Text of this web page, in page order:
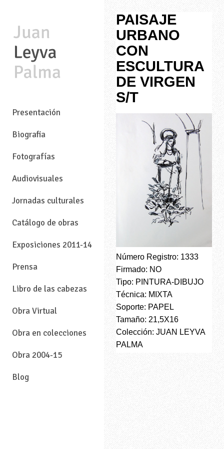
Presentación
Biografia
Fotografías
Audiovisuales
Jornadas culturales
Catálogo de obras
Exposiciones 2011-14
Prensa
Libro de las cabezas
Obra Virtual
Obra en colecciones
Obra 2004-15
Blog
PAISAJE
URBANO
CON
ESCULTURA
DE VIRGEN
S/T
Número Registro: 1333
Firmado: NO
Tipo: PINTURA-DIBUJO
Técnica: MIXTA
Soporte: PAPEL
Tamaño: 21,5X16
Colección: JUAN LEYVA
PALMA